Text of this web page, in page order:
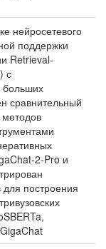
нейросетевого
поддержки
Retrieval-
с
больших
сравнительный
2-Pro и
построения